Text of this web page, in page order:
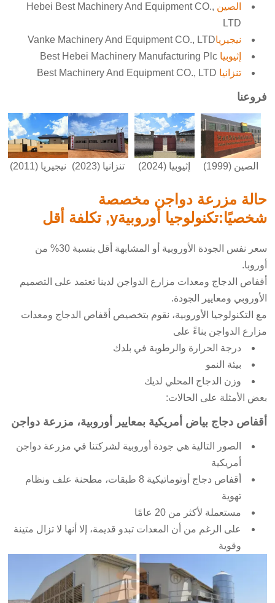
الصين Hebei Best Machinery And Equipment CO.,
LTD
نيجيرياVanke Machinery And Equipment CO., LTD
إثيوبيا Best Hebei Machinery Manufacturing Plc
تنزانيا
فروعنا
الصين (1999) إثيوبيا (2024) تنزانيا (2023) نيجيريا (2011)
حالة مزرعة دواجن مخصصة
شخصيًا:تكنولوجيا أوروبيةy, تكلفة أقل
سعر نفس الجودة الأوروبية أو المشابهة أقل بنسبة 30% من
أوروبا.
أقفاص الدجاج ومعدات مزارع الدواجن لدينا تعتمد على التصميم
الأوروبي ومعايير الجودة.
مع التكنولوجيا الأوروبية، نقوم بتخصيص أقفاص الدجاج ومعدات
مزارع الدواجن بناءً على
درجة الحرارة والرطوبة في بلدك
بيئة النمو
وزن الدجاج المحلي لديك
بعض الأمثلة على الحالات:
أقفاص دجاج بياض أمريكية بمعايير أوروبية، مزرعة دواجن
الصور التالية هي جودة أوروبية لشركتنا في مزرعة دواجن
أمريكية
أقفاص دجاج أوتوماتيكية 8 طبقات، مطحنة علف ونظام
تهوية
مستعملة لأكثر من 20 عامًا
على الرغم من أن المعدات تبدو قديمة، إلا أنها لا تزال متينة
وقوية